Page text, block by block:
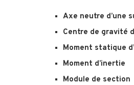
Axe neutre d’une
Centre de gravité
Moment statique
Moment d’inertie
Module de section